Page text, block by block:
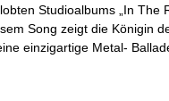
Studioalbums „In The
Song zeigt die Königin
einzigartige Metal-